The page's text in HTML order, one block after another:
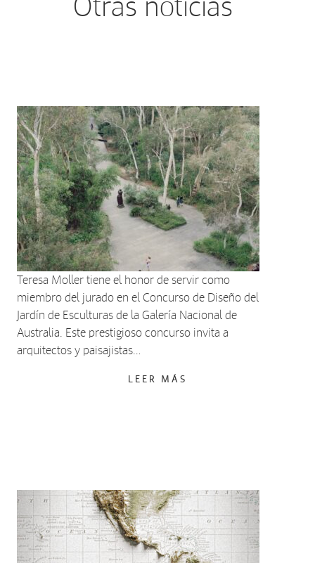
Otras noticias
Teresa Moller tiene el honor de servir como
miembro del jurado en el Concurso de Diseño del
Jardín de Esculturas de la Galería Nacional de
Australia. Este prestigioso concurso invita a
arquitectos y paisajistas…
LEER MÁS